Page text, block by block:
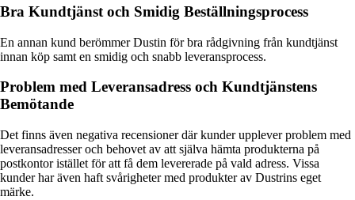
Bra Kundtjänst och Smidig Beställningsprocess
En annan kund berömmer Dustin för bra rådgivning från kundtjänst
innan köp samt en smidig och snabb leveransprocess.
Problem med Leveransadress och Kundtjänstens
Bemötande
Det finns även negativa recensioner där kunder upplever problem med
leveransadresser och behovet av att själva hämta produkterna på
postkontor istället för att få dem levererade på vald adress. Vissa
kunder har även haft svårigheter med produkter av Dustrins eget
märke.